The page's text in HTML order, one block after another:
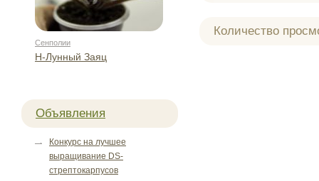
Количество
Сенполии
Н-Лунный Заяц
Объявления
Конкурс на лучшее
выращивание DS-
стрептокарпусов